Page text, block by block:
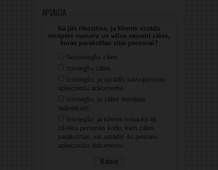
Aptauja
Kā jūs rīkosities, ja klients uzrāda
receptes numuru un vēlas saņemt zāles,
kuras parakstītas citai personai?
Neizsniegšu zāles.
Izsniegšu zāles.
Izsniegšu, ja uzrādīs savu personu
apliecinošu dokumentu.
Izsniegšu, ja zāles domātas
radiniekam.
Izsniegšu, ja klients nosauks tā
cilvēka personas kodu, kam zāles
parakstītas, vai uzrādīs šo personu
apliecinošu dokumentu.